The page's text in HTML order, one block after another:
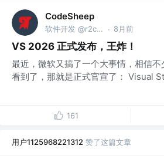
CodeSheep
软件开发 @r2coding.com · 8月前
VS 2026 正式发布，王炸！
最近，微软又搞了一个大事情，相信不
看到了，那就是正式官宣了： Visual
161
用户1125968221312 赞了这篇文章